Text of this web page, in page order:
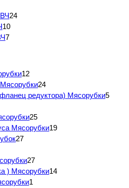
24
10
7
12
24
редуктора) Мясорубки5
25
Мясорубки19
27
27
) Мясорубки14
1